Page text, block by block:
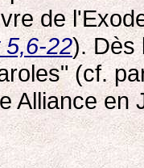
de
5,6-22). Dès
(cf.
Alliance